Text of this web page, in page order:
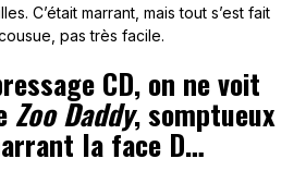
C’était marrant, mais tout s’est fait
pas très facile.
CD, on ne voit
Zoo Daddy, somptueux
la face D…